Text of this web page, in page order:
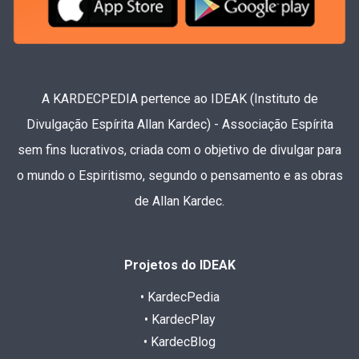
A KARDECPEDIA pertence ao IDEAK (Instituto de
Divulgação Espírita Allan Kardec) - Associação Espírita
sem fins lucrativos, criada com o objetivo de divulgar para
o mundo o Espiritismo, segundo o pensamento e as obras
de Allan Kardec.
Projetos do IDEAK
• KardecPedia
• KardecPlay
• KardecBlog